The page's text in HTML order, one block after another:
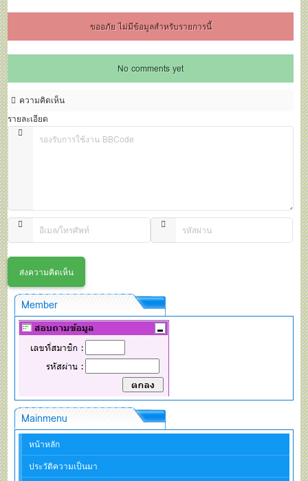
ขออภัย ไม่มีข้อมูลสำหรับรายการนี้
No comments yet
ความคิดเห็น
รายละเอียด
Member
Mainmenu
หน้าหลัก
ประวัติความเป็นมา